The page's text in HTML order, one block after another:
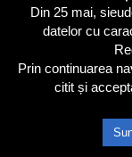
Din 25 mai,
datelor cu
Prin continuarea
citit și